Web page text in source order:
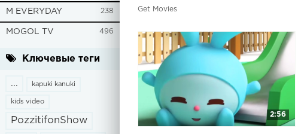
M EVERYDAY 238
MOGOL TV 496
Ключевые теги
... kapuki kanuki
kids video
PozzitifonShow
для самых маленьких
Get Movies
2:56